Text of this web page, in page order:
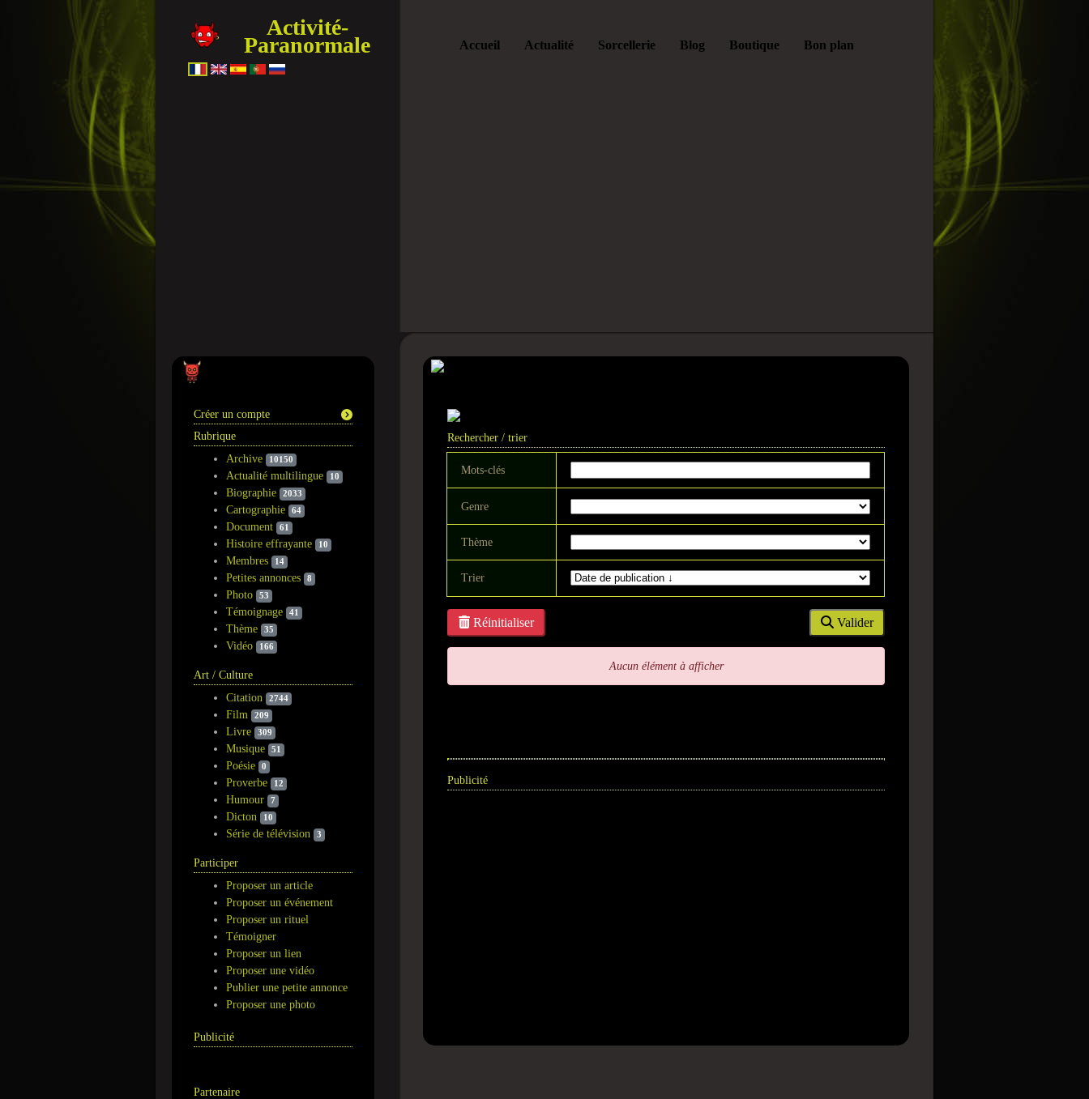
Activité-
Paranormale Accueil Actualité Sorcellerie Blog Boutique Bon plan
Créer un compte
Rubrique
Archive
10150
Actualité multilingue 10
Biographie 2033
Cartographie 64
Document 61
Histoire effrayante 10
Membres 14
Petites annonces 8
Photo 53
Témoignage 41
Thème 35
Vidéo 166
Art / Culture
Citation
2744
Film 209
Livre 309
Musique 51
Poésie 0
Proverbe 12
Humour 7
Dicton 10
Série de télévision 3
Participer
Proposer un article
Proposer un événement
Proposer un rituel
Témoigner
Proposer un lien
Proposer une vidéo
Publier une petite annonce
Proposer une photo
Publicité
Partenaire
Rechercher / trier
Mots-clés
Genre
Thème
Trier
Valider
Réinitialiser
Aucun élément à afficher
Publicité